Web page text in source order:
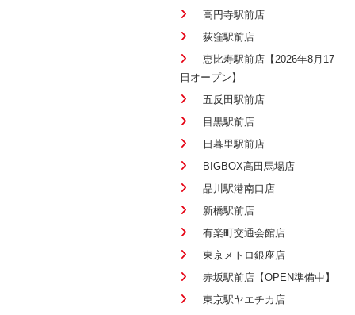
高円寺駅前店
荻窪駅前店
恵比寿駅前店【2026年8月17
日オープン】
五反田駅前店
目黒駅前店
日暮里駅前店
BIGBOX高田馬場店
品川駅港南口店
新橋駅前店
有楽町交通会館店
東京メトロ銀座店
赤坂駅前店【OPEN準備中】
東京駅ヤエチカ店